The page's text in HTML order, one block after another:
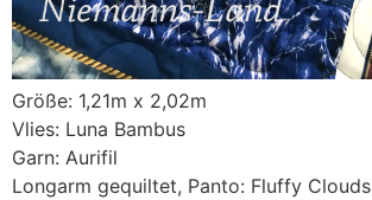
Größe: 1,21m x 2,02m
Vlies: Luna Bambus
Garn: Aurifil
Longarm gequiltet, Panto: Fluffy Clouds